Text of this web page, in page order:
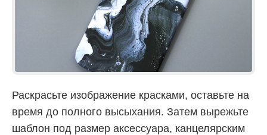
Раскрасьте изображение красками, оставьте на
время до полного высыхания. Затем вырежьте
шаблон под размер аксессуара, канцелярским